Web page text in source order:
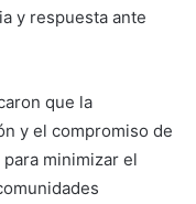
y respuesta ante
que la
y el compromiso de
minimizar el